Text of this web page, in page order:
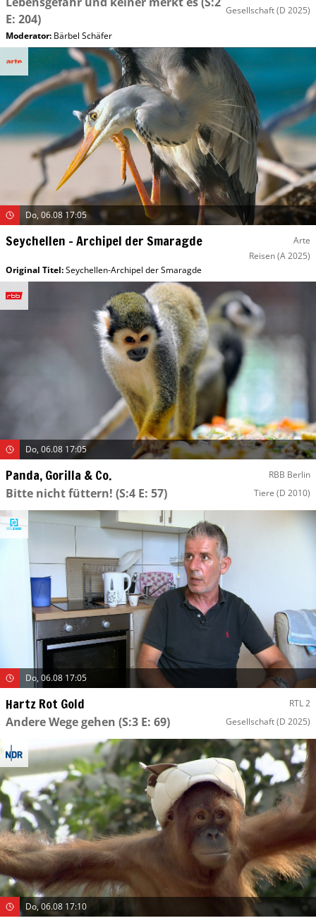
E: 204)
Gesellschaft(D 2025)
Moderator: Bärbel Schäfer
Do, 06.08 17:05
Seychellen – Archipel der Smaragde
Arte
Reisen(A 2025)
Original Titel:Seychellen-Archipel der Smaragde
Do, 06.08 17:05
Panda, Gorilla & Co. RBB Berlin
Bitte nicht füttern! (S:4 E: 57) Tiere (D 2010)
Do, 06.08 17:05
Hartz Rot Gold RTL 2
Andere Wege gehen (S:3 E: 69) Gesellschaft(D 2025)
Do, 06.08 17:10